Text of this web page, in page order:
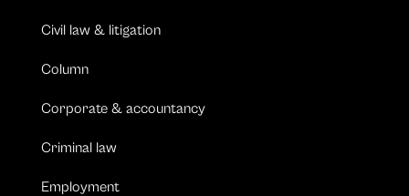
Civil law & litigation
Column
Corporate & accountancy
Criminal law
Employment